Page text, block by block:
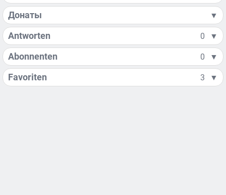
Донаты ▼
Antworten 0 ▼
Abonnenten 0 ▼
Favoriten 3 ▼